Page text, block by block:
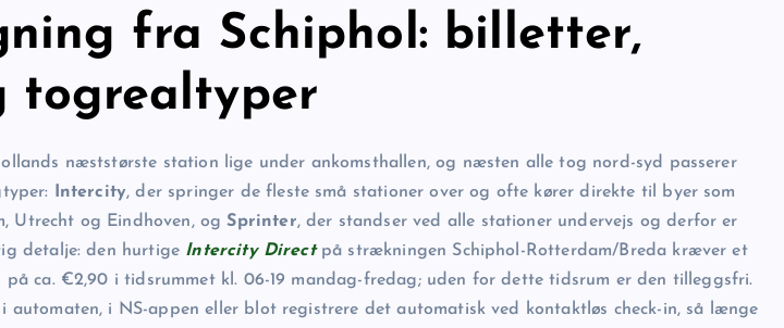
fra Schiphol: billetter,
togrealtyper
næststørste station lige under ankomsthallen, og næsten alle tog nord-syd passerer
Intercity, der springer de fleste små stationer over og ofte kører direkte til byer som
Utrecht og Eindhoven, ogSprinter, der standser ved alle stationer undervejs og derfor er
detalje: den hurtige Intercity Directpå strækningen Schiphol-Rotterdam/​Breda kræver et
på ca. €2,90 i tidsrummet kl. 06-19 mandag-fredag; uden for dette tidsrum er den tilleggsfri.
automaten, i NS-appen eller blot registrere det automatisk ved kontaktløs check-in, så længe